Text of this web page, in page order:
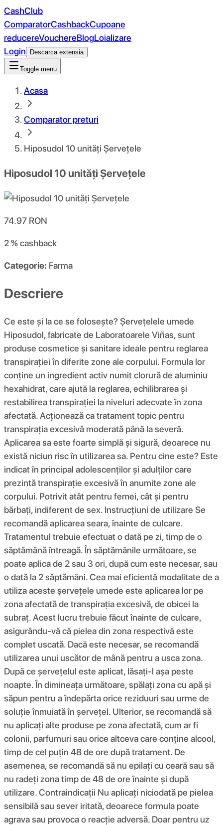
CashClub
ComparatorCashbackCupoane
reducereVouchereBlogLoializare
Login
Descarca extensia
Toggle menu
Acasa
Comparator preturi
Hiposudol 10 unități Șervețele
Hiposudol 10 unități Șervețele
74.97 RON
2 %cashback
Categorie: Farma
Descriere
Ce este și la ce se folosește? Șervețelele umede
Hiposudol, fabricate de Laboratoarele Viñas, sunt
produse cosmetice și sanitare ideale pentru reglarea
transpirației în diferite zone ale corpului. Formula lor
conține un ingredient activ numit clorură de aluminiu
hexahidrat, care ajută la reglarea, echilibrarea și
restabilirea transpirației la niveluri adecvate în zona
afectată. Acționează ca tratament topic pentru
transpirația excesivă moderată până la severă.
Aplicarea sa este foarte simplă și sigură, deoarece nu
există niciun risc în utilizarea sa. Pentru cine este? Este
indicat în principal adolescenților și adulților care
prezintă transpirație excesivă în anumite zone ale
corpului. Potrivit atât pentru femei, cât și pentru
bărbați, indiferent de sex. Instrucțiuni de utilizare Se
recomandă aplicarea seara, înainte de culcare.
Tratamentul trebuie efectuat o dată pe zi, timp de o
săptămână întreagă. În săptămânile următoare, se
poate aplica de 2 sau 3 ori, după cum este necesar, sau
o dată la 2 săptămâni. Cea mai eficientă modalitate de a
utiliza aceste șervețele umede este aplicarea lor pe
zona afectată de transpirația excesivă, de obicei la
subraț. Acest lucru trebuie făcut înainte de culcare,
asigurându-vă că pielea din zona respectivă este
complet uscată. Dacă este necesar, se recomandă
utilizarea unui uscător de mână pentru a usca zona.
După ce șervețelul este aplicat, lăsați-l așa peste
noapte. În dimineața următoare, spălați zona cu apă și
săpun pentru a îndepărta orice reziduuri sau urme de
soluție înmuiată în șervețel. Ulterior, se recomandă să
nu aplicați alte produse pe zona afectată, cum ar fi
colonii, parfumuri sau orice altceva care conține alcool,
timp de cel puțin 48 de ore după tratament. De
asemenea, se recomandă să nu epilați cu ceară sau să
nu radeți zona timp de 48 de ore înainte și după
utilizare. Contraindicații Nu aplicați niciodată pe pielea
sensibilă sau sever iritată, deoarece formula poate
agrava sau provoca o reacție adversă. Doar pentru uz